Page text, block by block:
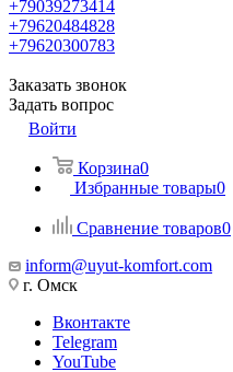
+79039273414
+79620484828
+79620300783
Заказать звонок
Задать вопрос
Войти
Корзина0
Избранные товары0
Сравнение товаров0
inform@uyut-komfort.com
г. Омск
Вконтакте
Telegram
YouTube